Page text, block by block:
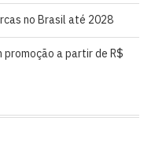
no Brasil até 2028
promoção a partir de R$